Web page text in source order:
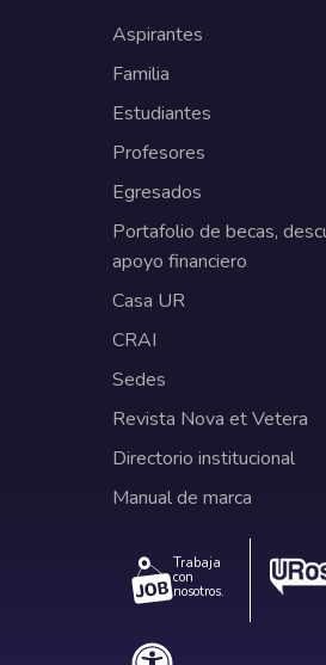
Aspirantes
Familia
Estudiantes
Profesores
Egresados
Portafolio de becas,
apoyo financiero
Casa UR
CRAI
Sedes
Revista Nova et Vetera
Directorio institucional
Manual de marca
Trabaja
con
nosotros.